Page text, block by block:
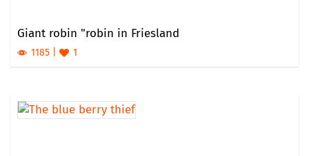
Giant robin "robin in Friesland
1185 1